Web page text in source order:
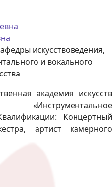
искусствоведения,
и вокального
академия искусств
Концертный
артист камерного